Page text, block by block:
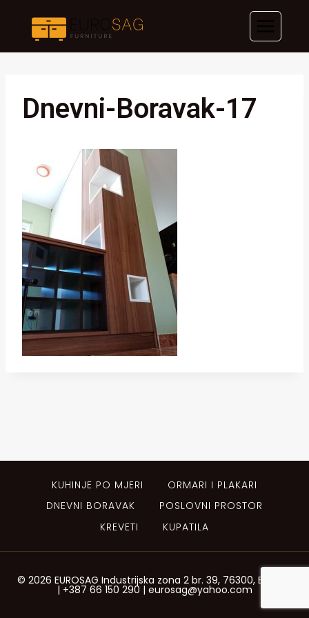
content
Dnevni-Boravak-17
KUHINJE PO MJERI
ORMARI I PLAKARI
DNEVNI BORAVAK
POSLOVNI PROSTOR
KREVETI
KUPATILA
© 2026 EUROSAG Industrijska zona 2 br. 39, 76300, Bijeljina
| +387 66 150 290 | eurosag@yahoo.com